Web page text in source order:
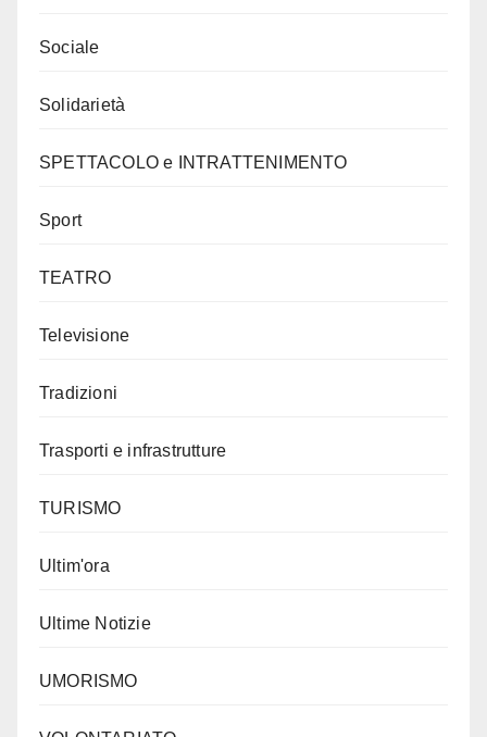
Sociale
Solidarietà
SPETTACOLO e INTRATTENIMENTO
Sport
TEATRO
Televisione
Tradizioni
Trasporti e infrastrutture
TURISMO
Ultim'ora
Ultime Notizie
UMORISMO